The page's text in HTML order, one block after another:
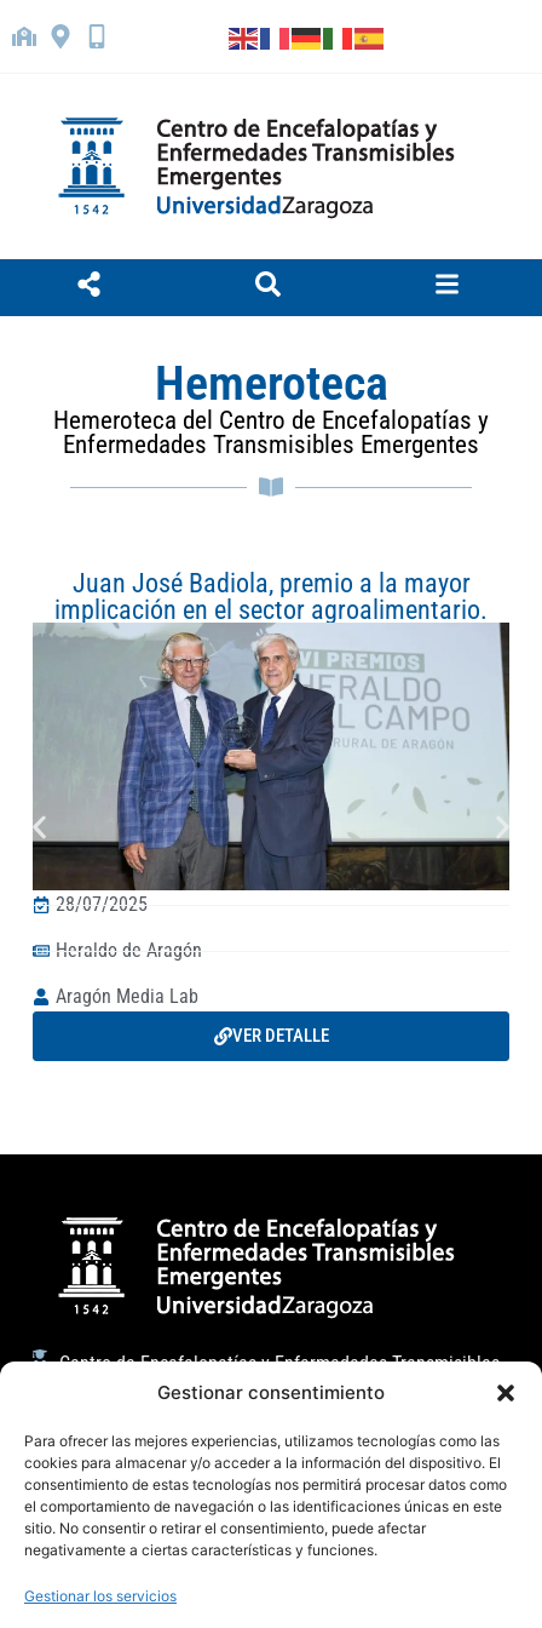
Gestionar consentimiento
Para ofrecer las mejores experiencias, utilizamos tecnologías como las
cookies para almacenar y/o acceder a la información del dispositivo. El
consentimiento de estas tecnologías nos permitirá procesar datos como
el comportamiento de navegación o las identificaciones únicas en este
sitio. No consentir o retirar el consentimiento, puede afectar
negativamente a ciertas características y funciones.
Gestionar los servicios
Hemeroteca
Hemeroteca del Centro de Encefalopatías y
Enfermedades Transmisibles Emergentes
Juan José Badiola, premio a la mayor
implicación en el sector agroalimentario.
28/07/2025
Heraldo de Aragón
Aragón Media Lab
VER DETALLE
Centro de Encefalopatías y Enfermedades Transmisibles
Facultad de Veterinaria (Universidad de Zaragoza)
C/ Miguel Servet, 177 50013, Zaragoza (España)
badiola@unizar.es
(34) 876-554162 / 976 76 29 47